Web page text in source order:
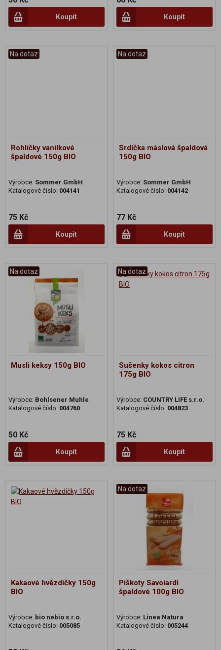
Koupit Koupit
Na dotaz
Rohlíčky vanilkové
špaldové 150g BIO
Výrobce: Sommer GmbH
Katalogové číslo: 004141
75 Kč
Koupit
Na dotaz
Srdíčka máslová špaldová
150g BIO
Výrobce: Sommer GmbH
Katalogové číslo: 004142
77 Kč
Koupit
Na dotaz
Musli keksy 150g BIO
Výrobce: Bohlsener Muhle
Katalogové číslo: 004760
50 Kč
Koupit
Na dotaz
Sušenky kokos citron
175g BIO
Výrobce: COUNTRY LIFE s.r.o.
Katalogové číslo: 004823
75 Kč
Koupit
Kakaové hvězdičky 150g
BIO
Výrobce: bio nebio s.r.o.
Katalogové číslo: 005085
Na dotaz
Piškoty Savoiardi
špaldové 100g BIO
Výrobce: Linea Natura
Katalogové číslo: 005244